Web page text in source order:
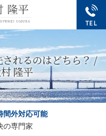
れるのはどちら？ /
隆平
間外対応可能
の専門家